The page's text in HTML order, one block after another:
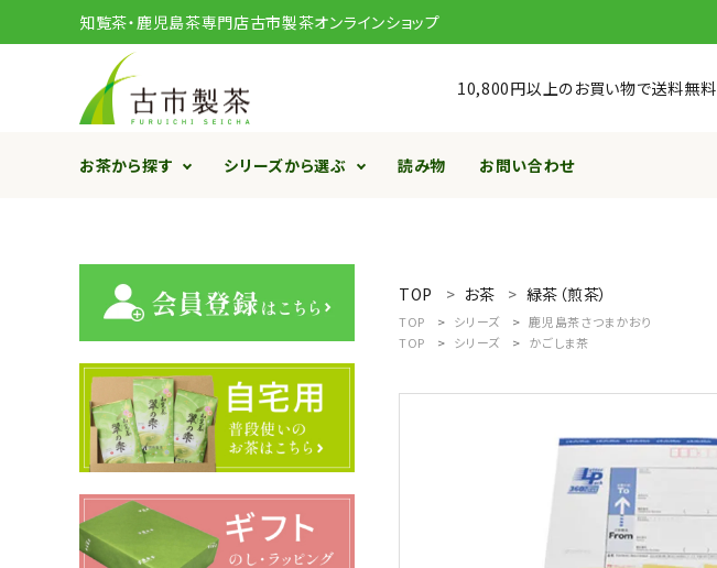
知覧茶・鹿児島茶専門店古市製茶オンラインショップ
10,800円以上のお買い物で送料無料
お茶から探す シリーズから選ぶ 読み物 お問い合わせ
person 新規会員登録
search
鹿児島茶 さつまかおり
知覧茶
翠の雫
有機栽培 ギフト
新規会員登録で200pt進呈
TOP お茶 緑茶（煎茶）
TOP シリーズ
鹿児島茶さつまかおり
TOP
シリーズ かごしま茶